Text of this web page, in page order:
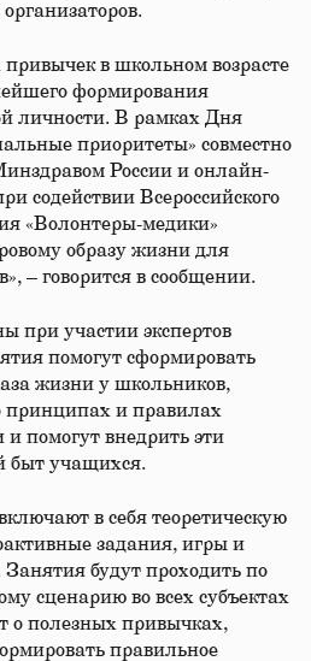
в школьном возрасте
формирования
личности. В рамках Дня
приоритеты» совместно
России и онлайн-
содействии Всероссийского
«Волонтеры-медики»
образу жизни для
– говорится в сообщении.
при участии экспертов
помогут сформировать
жизни у школьников,
принципах и правилах
и помогут внедрить эти
быт учащихся.
в себя теоретическую
задания, игры и
будут проходить по
сценарию во всех субъектах
о полезных привычках,
правильное